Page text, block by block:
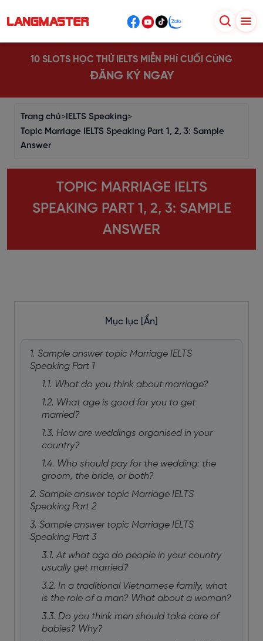
10 SLOTS HỌC THỬ IELTS MIỄN PHÍ CUỐI CÙNG
ĐĂNG KÝ NGAY
Trang chủ> IELTS Speaking>
Topic Marriage IELTS Speaking Part 1, 2, 3: Sample
Answer
TOPIC MARRIAGE IELTS
SPEAKING PART 1, 2, 3: SAMPLE
ANSWER
Mục lục [Ẩn]
1. Sample answer topic Marriage IELTS
Speaking Part 1
1.1. What do you think about marriage?
1.2. What age is good for you to get
married?
1.3. How are weddings organised in your
country?
1.4. Who should pay for the wedding: the
groom, the bride, or both?
2. Sample answer topic Marriage IELTS
Speaking Part 2
3. Sample answer topic Marriage IELTS
Speaking Part 3
3.1. At what age do people in your country
usually get married?
3.2. In a traditional Vietnamese family, what
is the role of a man? What about a woman?
3.3. Do you think men should take care of
babies? Why?